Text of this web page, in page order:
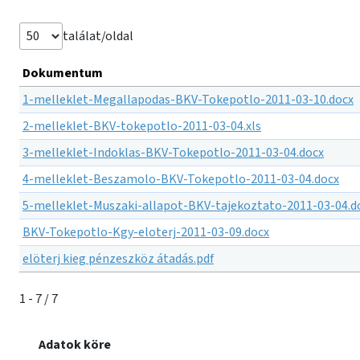
találat/oldal
Dokumentum
1-melleklet-Megallapodas-BKV-Tokepotlo-2011-03-10.docx
2-melleklet-BKV-tokepotlo-2011-03-04.xls
3-melleklet-Indoklas-BKV-Tokepotlo-2011-03-04.docx
4-melleklet-Beszamolo-BKV-Tokepotlo-2011-03-04.docx
5-melleklet-Muszaki-allapot-BKV-tajekoztato-2011-03-
BKV-Tokepotlo-Kgy-eloterj-2011-03-09.docx
elöterj kieg pénzeszköz átadás.pdf
1 - 7 / 7
Adatok köre